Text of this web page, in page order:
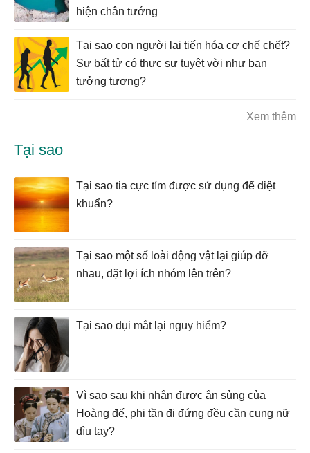
hiện chân tướng
Tại sao con người lại tiến hóa cơ chế chết?
Sự bất tử có thực sự tuyệt vời như bạn
tưởng tượng?
Xem thêm
Tại sao
Tại sao tia cực tím được sử dụng để diệt
khuẩn?
Tại sao một số loài động vật lại giúp đỡ
nhau, đặt lợi ích nhóm lên trên?
Tại sao dụi mắt lại nguy hiểm?
Vì sao sau khi nhận được ân sủng của
Hoàng đế, phi tần đi đứng đều cần cung nữ
dìu tay?